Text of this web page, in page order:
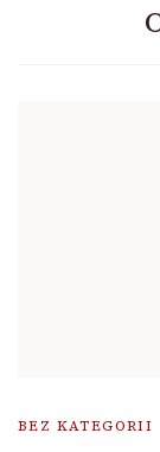
BEZ KATEGORII